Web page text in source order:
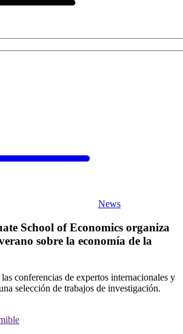
News
School of Economics organiza
sobre la economía de la
conferencias de expertos internacionales y
selección de trabajos de investigación.